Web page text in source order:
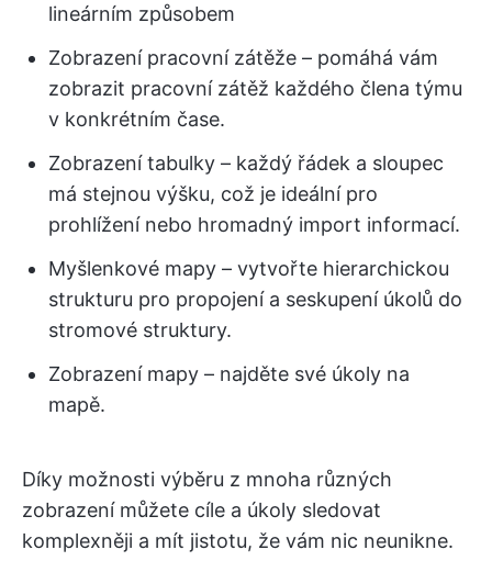
lineárním způsobem
Zobrazení pracovní zátěže – pomáhá vám
zobrazit pracovní zátěž každého člena týmu
v konkrétním čase.
Zobrazení tabulky – každý řádek a sloupec
má stejnou výšku, což je ideální pro
prohlížení nebo hromadný import informací.
Myšlenkové mapy – vytvořte hierarchickou
strukturu pro propojení a seskupení úkolů do
stromové struktury.
Zobrazení mapy – najděte své úkoly na
mapě.
Díky možnosti výběru z mnoha různých
zobrazení můžete cíle a úkoly sledovat
komplexněji a mít jistotu, že vám nic neunikne.